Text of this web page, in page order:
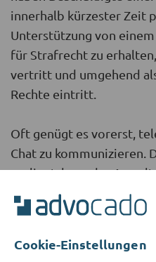
innerhalb kürzester Zeit
Unterstützung von
für Strafrecht zu
vertritt und umgehend
Rechte eintritt.
Oft genügt es vorerst,
Chat zu kommunizieren.
vorliegt, kann der
fundiert beraten. Die
kann der Verteidiger
prima. Der Anwalt ist
Cookie-Einstellungen